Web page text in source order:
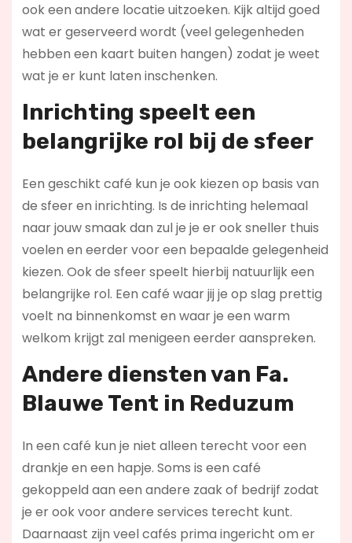
ook een andere locatie uitzoeken. Kijk altijd goed
wat er geserveerd wordt (veel gelegenheden
hebben een kaart buiten hangen) zodat je weet
wat je er kunt laten inschenken.
Inrichting speelt een
belangrijke rol bij de sfeer
Een geschikt café kun je ook kiezen op basis van
de sfeer en inrichting. Is de inrichting helemaal
naar jouw smaak dan zul je je er ook sneller thuis
voelen en eerder voor een bepaalde gelegenheid
kiezen. Ook de sfeer speelt hierbij natuurlijk een
belangrijke rol. Een café waar jij je op slag prettig
voelt na binnenkomst en waar je een warm
welkom krijgt zal menigeen eerder aanspreken.
Andere diensten van Fa.
Blauwe Tent in Reduzum
In een café kun je niet alleen terecht voor een
drankje en een hapje. Soms is een café
gekoppeld aan een andere zaak of bedrijf zodat
je er ook voor andere services terecht kunt.
Daarnaast zijn veel cafés prima ingericht om er